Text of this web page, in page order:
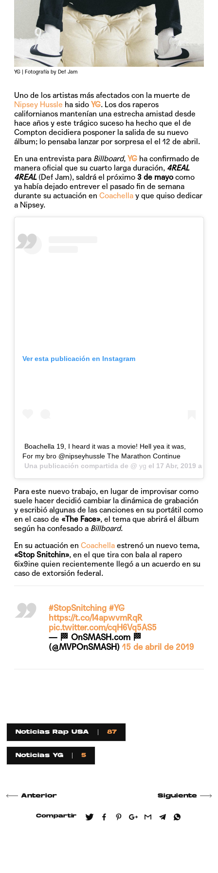
YG | Fotografía by Def Jam
Uno de los artistas más afectados con la muerte de
Nipsey Hussle ha sidoYG. Los dos raperos
californianos mantenían una estrecha amistad desde
hace años y este trágico suceso ha hecho que el de
Compton decidiera posponer la salida de su nuevo
álbum; lo pensaba lanzar por sorpresa el el 12 de abril.
En una entrevista para Billboard,YG ha confirmado de
manera oficial que su cuarto larga duración, 4REAL
4REAL (Def Jam), saldrá el próximo3 de mayocomo
ya había dejado entrever el pasado fin de semana
durante su actuación enCoachella y que quiso dedicar
a Nipsey.
Ver esta publicación en Instagram
Boachella 19, I heard it was a movie! Hell yea it was,
For my bro @nipseyhussle The Marathon Continue
Una publicación compartida de @ yg el 17 Abr, 2019 a las
Para este nuevo trabajo, en lugar de improvisar como
suele hacer decidió cambiar la dinámica de grabación
y escribió algunas de las canciones en su portátil como
en el caso de «The Face», el tema que abrirá el álbum
según ha confesado a Billboard.
En su actuación enCoachella estrenó un nuevo tema,
«Stop Snitchin», en el que tira con bala al rapero
6ix9ine quien recientemente llegó a un acuerdo en su
caso de extorsión federal.
#StopSnitching #YG
https://t.co/I4apwvmRqR
pic.twitter.com/cqH6Vq5AS5
— 🏁 OnSMASH.com 🏁
(@MVPOnSMASH) 15 de abril de 2019
Noticias Rap USA 87
Noticias YG 5
Anterior Siguiente
Compartir